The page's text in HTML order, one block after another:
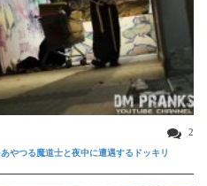
2
やつる魔道士と夜中に遭遇するドッキリ